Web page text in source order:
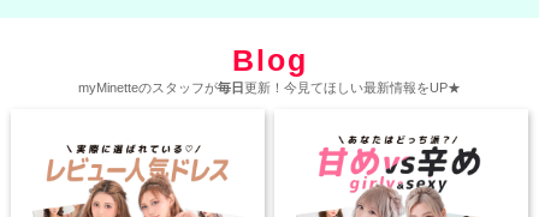
Blog
myMinetteのスタッフが毎日更新！今見てほしい最新情報をUP★